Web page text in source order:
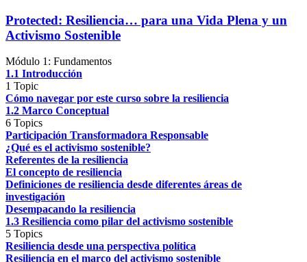
Protected: Resiliencia… para una Vida Plena y un
Activismo Sostenible
Módulo 1: Fundamentos
1.1 Introducción
1 Topic
Cómo navegar por este curso sobre la resiliencia
1.2 Marco Conceptual
6 Topics
Participación Transformadora Responsable
¿Qué es el activismo sostenible?
Referentes de la resiliencia
El concepto de resiliencia
Definiciones de resiliencia desde diferentes áreas de
investigación
Desempacando la resiliencia
1.3 Resiliencia como pilar del activismo sostenible
5 Topics
Resiliencia desde una perspectiva política
Resiliencia en el marco del activismo sostenible